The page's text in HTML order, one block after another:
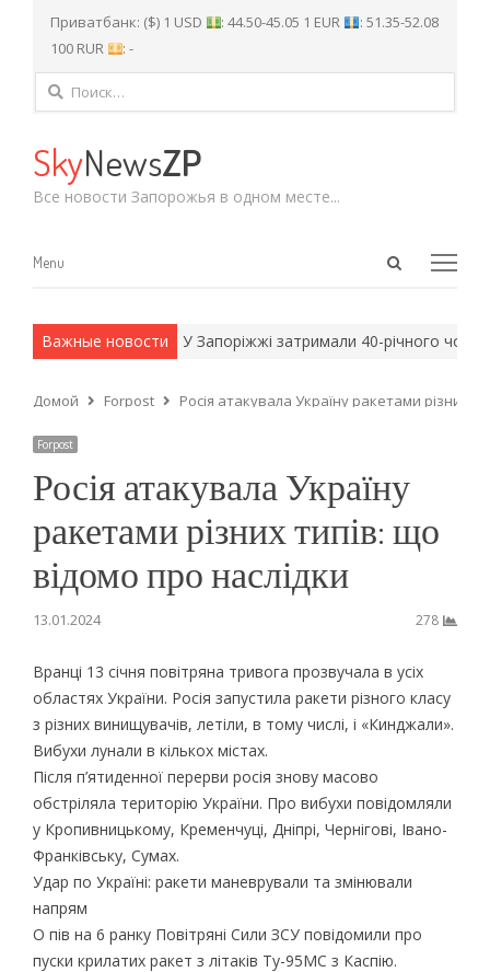
Приватбанк: ($) 1 USD : 44.50-45.05 1 EUR
: 51.35-52.08
100 RUR
: -
Найти:
SkyNewsZP
Все новости Запорожья в одном месте...
Open
Menu
Menu
Важные новости
методы. У Запоріжжі затримали 40-річного
Домой Forpost Росія атакувала Україну ракетами різних
Forpost
Росія атакувала Україну
ракетами різних типів: що
відомо про наслідки
13.01.2024 278
Вранці 13 січня повітряна тривога прозвучала в усіх
областях України. Росія запустила ракети різного класу
з різних винищувачів, летіли, в тому числі, і «Кинджали».
Вибухи лунали в кількох містах.
Після п’ятиденної перерви росія знову масово
обстріляла територію України. Про вибухи повідомляли
у Кропивницькому, Кременчуці, Дніпрі, Чернігові, Івано-
Франківську, Сумах.
Удар по Україні: ракети маневрували та змінювали
напрям
О пів на 6 ранку Повітряні Сили ЗСУ повідомили про
пуски крилатих ракет з літаків Ту-95МС з Каспію.